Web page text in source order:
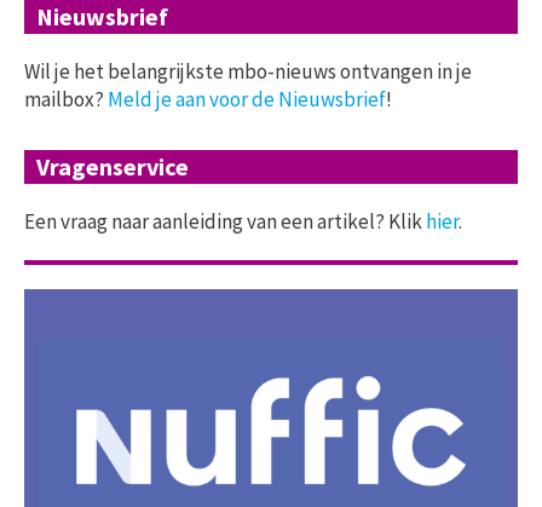
Nieuwsbrief
Wil je het belangrijkste mbo-nieuws ontvangen in je
mailbox? Meld je aan voor de Nieuwsbrief!
Vragenservice
Een vraag naar aanleiding van een artikel? Klikhier.